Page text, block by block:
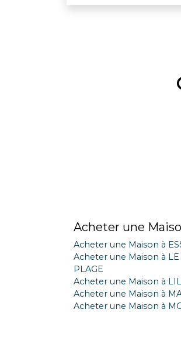
Acheter une
Acheter une Maison à
Acheter une Maison à LE
PLAGE
Acheter une Maison à
Acheter une Maison à
Acheter une Maison à